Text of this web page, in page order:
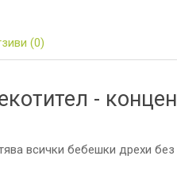
ПЪТ
И
ЗА
(0)
-
всички бебешки дрехи без